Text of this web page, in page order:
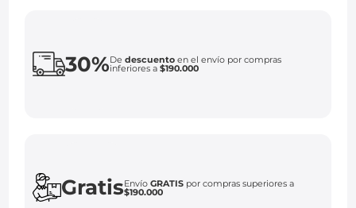
30%Dedescuento en el envío por compras
inferiores a$190.000
GratisEnvíoGRATIS por compras superiores a
$190.000